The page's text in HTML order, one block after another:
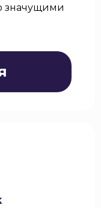
значущими